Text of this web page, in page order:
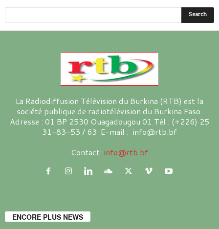
La Radiodiffusion Télévision du Burkina (RTB) est la
société publique de radiotélévision du Burkina Faso.
Adresse : 01 BP 2530 Ouagadougou 01 Tél : (+226) 25
31-83-53 / 63 E-mail : info@rtb.bf
Contact: info@rtb.bf
ENCORE PLUS NEWS